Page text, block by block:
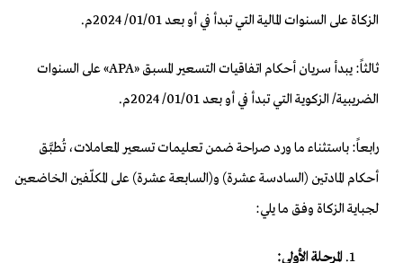
الزكاة على السنوات المالية التي تبدأ في أو بعد 01/01/ 2024م.
ثالثاً: يبدأ سريان أحكام اتفاقيات التسعير المسبق «APA» على السنوات
الضريبية/ الزكوية التي تبدأ في أو بعد 01/01/ 2024م.
رابعاً: باستثناء ما ورد صراحة ضمن تعليمات تسعير المعاملات، تُطبَّق
أحكام المادتين (السادسة عشرة) و(السابعة عشرة) على المكلّفين الخاضعين
لجباية الزكاة وفق ما يلي:
المرحلة الأولى: